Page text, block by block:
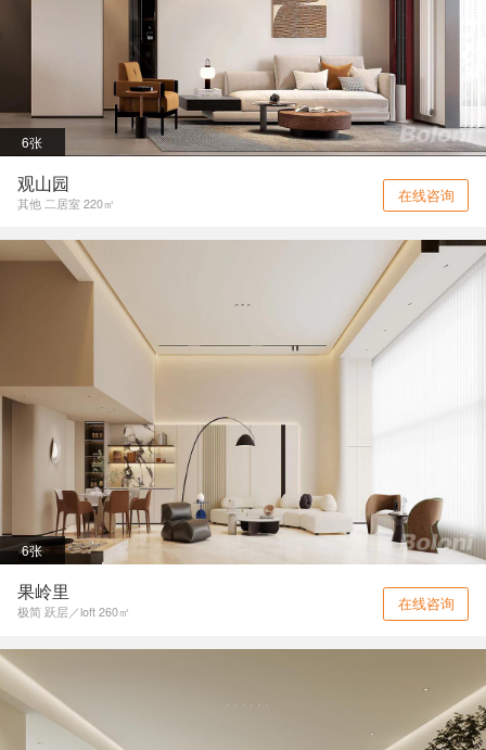
6张
观山园
其他 二居室 220㎡ 在线咨询
6张
果岭里
极简 跃层／loft 260㎡ 在线咨询